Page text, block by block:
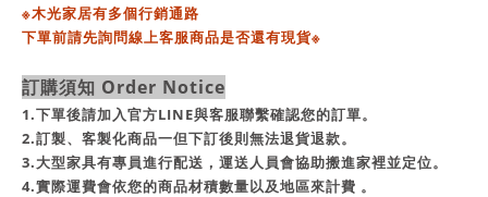
※木光家居有多個行銷通路
下單前請先詢問線上客服商品是否還有現貨※
訂購須知 Order Notice
1.下單後請加入官方LINE與客服聯繫確認您的訂單。
2.訂製、客製化商品一但下訂後則無法退貨退款。
3.大型家具有專員進行配送，運送人員會協助搬進家裡並定位。
4.實際運費會依您的商品材積數量以及地區來計費 。